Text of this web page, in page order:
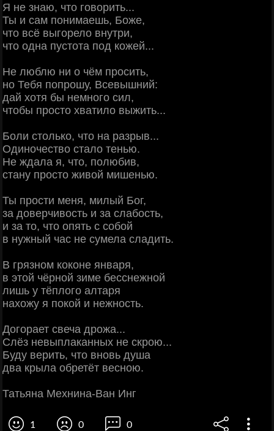
Я не знаю, что говорить...
Ты и сам понимаешь, Боже,
что всё выгорело внутри,
что одна пустота под кожей...
Не люблю ни о чём просить,
но Тебя попрошу, Всевышний:
дай хотя бы немного сил,
чтобы просто хватило выжить...
Боли столько, что на разрыв...
Одиночество стало тенью.
Не ждала я, что, полюбив,
стану просто живой мишенью.
Ты прости меня, милый Бог,
за доверчивость и за слабость,
и за то, что опять с собой
в нужный час не сумела сладить.
В грязном коконе января,
в этой чёрной зиме бесснежной
лишь у тёплого алтаря
нахожу я покой и нежность.
Догорает свеча дрожа...
Слёз невыплаканных не скрою...
Буду верить, что вновь душа
два крыла обретёт весною.
Татьяна Мехнина-Ван Инг
1 0 0